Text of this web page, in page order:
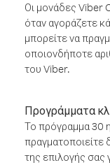
Οι μονάδες Viber
όταν αγοράζετε
μπορείτε να
οποιονδήποτε
του Viber.
Προγράμματα
Το πρόγραμμα 30
πραγματοποιείτε
της επιλογής σας